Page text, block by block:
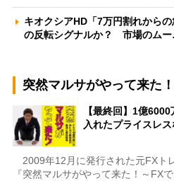
キオクシアHD「7万円割れから
の反転シグナルか？ 市場のム
突然マルサがやって来た！
【最終回】1億
入れたプライスレ
2009年12月に発行された元FXト
『突然マルサがやって来た！～FX